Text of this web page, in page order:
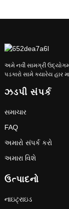
અમે નવી સામગ્રી
પડકારો સામે ક્યારેય હાર
ઝડપી સંપર્ક
સમાચાર
FAQ
અમારો સંપર્ક કરો
અમારા વિશે
ઉત્પાદનો
નાઇટ્રાઇડ